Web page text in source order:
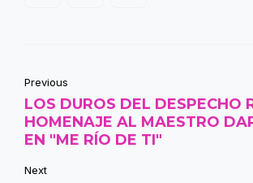
Previous
LOS DUROS DEL DESPECHO
HOMENAJE AL MAESTRO
EN "ME RÍO DE TI"
Next